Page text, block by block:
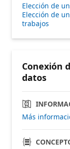
Elección de
Elección de
trabajos
Conexión
datos
Más